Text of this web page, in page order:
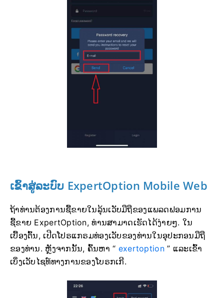
ເຂົ້າສູ່ລະບົບ ExpertOption Mobile Web
ຖ້າທ່ານຕ້ອງການຊື້ຂາຍໃນລຸ້ນເວັບມືຖືຂອງແພລດຟອມການ
ຊື້ຂາຍ ExpertOption, ທ່ານສາມາດເຮັດໄດ້ງ່າຍໆ. ໃນ
ເບື້ອງຕົ້ນ, ເປີດໂປຣແກຣມທ່ອງເວັບຂອງທ່ານໃນອຸປະກອນມືຖື
ຂອງທ່ານ. ຫຼັງຈາກນັ້ນ, ຄົ້ນຫາ “ exertoption” ແລະເຂົ້າ
ເບິ່ງເວັບໄຊທ໌ທາງການຂອງໂບຣກເກີ.